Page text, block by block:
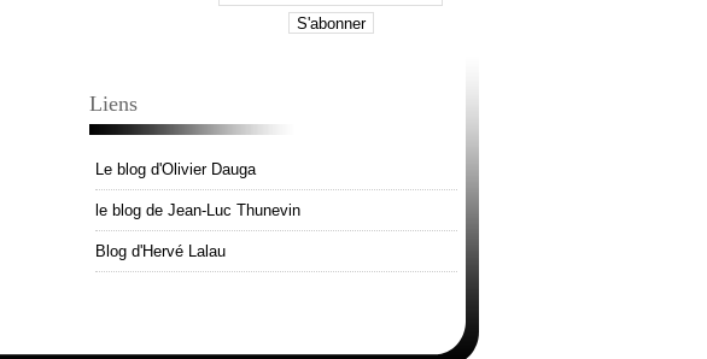
Liens
Le blog d'Olivier Dauga
le blog de Jean-Luc Thunevin
Blog d'Hervé Lalau